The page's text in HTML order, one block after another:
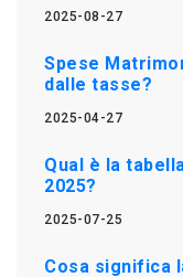
2025-08-27
Spese
dalle tasse?
2025-04-27
Qual è la
2025?
2025-07-25
Cosa significa